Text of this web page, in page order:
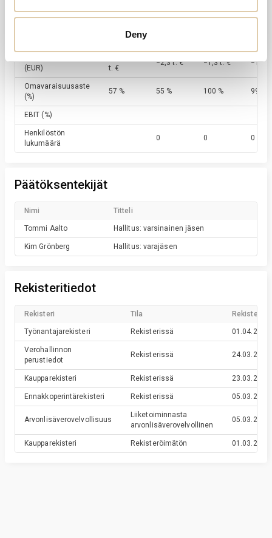
Deny
t. €
−12,3
(EUR)
t. €
−2,3 t. € −1,3 t. € −1,3
Omavaraisuusaste
(%)
57 % 55 % 100 % 99 %
EBIT (%)
Henkilöstön
lukumäärä
0 0 0
Päätöksentekijät
Nimi Titteli
Tommi Aalto Hallitus: varsinainen jäsen
Kim Grönberg Hallitus: varajäsen
Rekisteritiedot
Rekisteri Tila
Työnantajarekisteri Rekisterissä 01.04.2016
Verohallinnon
perustiedot
Rekisterissä 24.03.2016
Kaupparekisteri Rekisterissä 23.03.2016
Ennakkoperintärekisteri Rekisterissä 05.03.2016
Arvonlisäverovelvollisuus
Liiketoiminnasta
arvonlisäverovelvollinen
05.03.2016
Kaupparekisteri Rekisteröimätön 01.03.2016